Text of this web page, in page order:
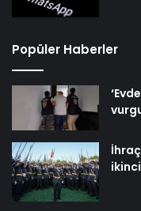
Popüler Haberler